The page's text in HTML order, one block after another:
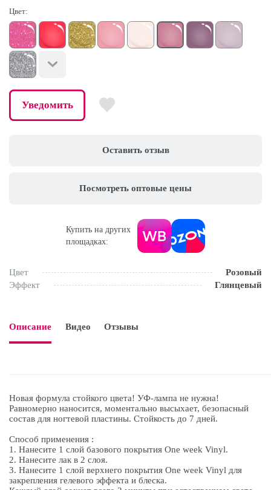
Оставить отзыв
Посмотреть оптовые цены
Купить на других
площадках:
Цвет
Розовый
Эффект
Глянцевый
Уведомить
Цвет:
Описание Видео Отзывы
Новая формула стойкого цвета! УФ-лампа не нужна!
Равномерно наносится, моментально высыхает, безопасный
состав для ногтевой пластины. Стойкость до 7 дней.
Способ применения :
1. Нанесите 1 слой базового покрытия One week Vinyl.
2. Нанесите лак в 2 слоя.
3. Нанесите 1 слой верхнего покрытия One week Vinyl для
закрепления гелевого эффекта и блеска.